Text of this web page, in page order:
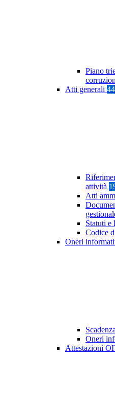
Piano
Atti generali 44
attività
Atti
Statuti e
Codice
Oneri
Oneri
Attestazioni